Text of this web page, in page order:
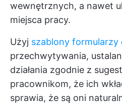
wewnętrznych, a nawet
miejsca pracy.
Użyj szablony formularzy
przechwytywania,
działania zgodnie z
pracownikom, że ich
sprawia, że są oni